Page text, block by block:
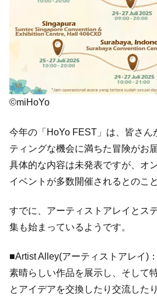
©miHoYo
今年の「HoYo FEST」は、皆さん
ティングな機会に満ちた冒険がお
具体的な内容は未発表ですが、オ
イベントが多数開催されるとのこと
すでに、アーティストアレイとス
集も始まっているようです。
■Artist Alley(アーティストアレイ)
素晴らしい作品を展示し、そして
とアイデアを交換したり交流した